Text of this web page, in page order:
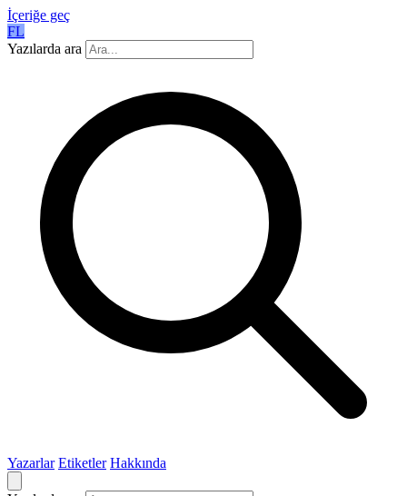
İçeriğe geç
FL
Yazılarda ara
Yazarlar Etiketler Hakkında